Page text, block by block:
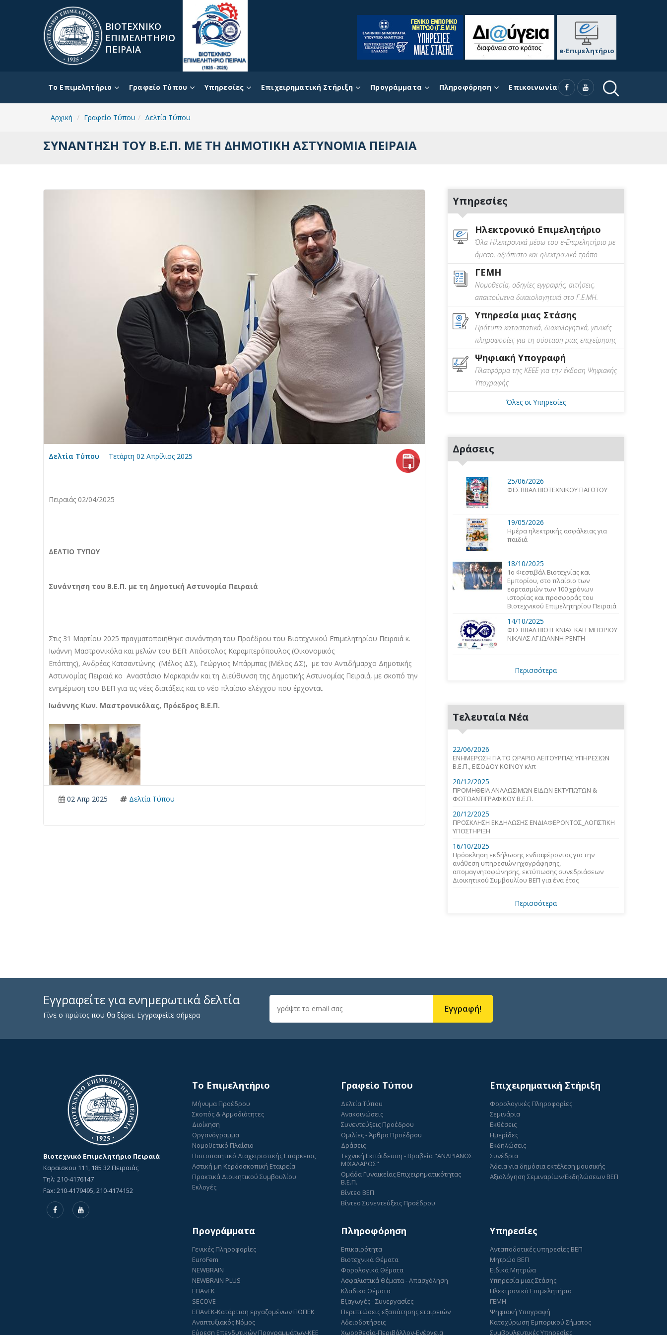
ΒΙΟΤΕΧΝΙΚΟ
ΕΠΙΜΕΛΗΤΗΡΙΟ
ΠΕΙΡΑΙΑ
e-Επιμελητήριο
To Επιμελητήριο Γραφείο Τύπου Υπηρεσίες Επιχειρηματική Στήριξη Προγράμματα Πληροφόρηση Επικοινωνία
Αρχική Γραφείο Τύπου Δελτία Τύπου
ΣΥΝΑΝΤΗΣΗ ΤΟΥ Β.Ε.Π. ΜΕ ΤΗ ΔΗΜΟΤΙΚΗ ΑΣΤΥΝΟΜΙΑ ΠΕΙΡΑΙΑ
Δελτία Τύπου Τετάρτη 02 Απρίλιος 2025
Πειραιάς 02/04/2025
ΔΕΛΤΙΟ ΤΥΠΟΥ
Συνάντηση του Β.Ε.Π. με τη Δημοτική Αστυνομία Πειραιά
Στις 31 Μαρτίου 2025 πραγματοποιήθηκε συνάντηση του Προέδρου του Βιοτεχνικού Επιμελητηρίου Πειραιά κ.
Ιωάννη Μαστρονικόλα και μελών του ΒΕΠ: Απόστολος Καραμπερόπουλος (Οικονομικός
Επόπτης), Ανδρέας Κατσαντώνης (Μέλος ΔΣ), Γεώργιος Μπάρμπας (Μέλος ΔΣ), με τον Αντιδήμαρχο Δημοτικής
Αστυνομίας Πειραιά κο Αναστάσιο Μαρκαριάν και τη Διεύθυνση της Δημοτικής Αστυνομίας Πειραιά, με σκοπό την
ενημέρωση του ΒΕΠ για τις νέες διατάξεις και το νέο πλαίσιο ελέγχου που έρχονται.
Ιωάννης Κων. Μαστρονικόλας, Πρόεδρος Β.Ε.Π.
02 Απρ 2025 Δελτία Τύπου
Υπηρεσίες
Ηλεκτρονικό Επιμελητήριο
Όλα Ηλεκτρονικά μέσω του e-Επιμελητήριο με
άμεσο, αξιόπιστο και ηλεκτρονικό τρόπο
ΓΕΜΗ
Νομοθεσία, οδηγίες εγγραφής, αιτήσεις,
απαιτούμενα δικαιολογητικά στο Γ.Ε.ΜΗ.
Υπηρεσία μιας Στάσης
Πρότυπα καταστατικά, διακολογητικά, γενικές
πληροφορίες για τη σύσταση μιας επιχείρησης
Ψηφιακή Υπογραφή
Πλατφόρμα της ΚΕΕΕ για την έκδοση Ψηφιακής
Υπογραφής
Όλες οι Υπηρεσίες
Δράσεις
25/06/2026
ΦΕΣΤΙΒΑΛ ΒΙΟΤΕΧΝΙΚΟΥ ΠΑΓΩΤΟΥ
19/05/2026
Ημέρα ηλεκτρικής ασφάλειας για
παιδιά
18/10/2025
1o Φεστιβάλ Βιοτεχνίας και
Εμπορίου, στο πλαίσιο των
εορτασμών των 100 χρόνων
ιστορίας και προσφοράς του
Βιοτεχνικού Επιμελητηρίου Πειραιά
14/10/2025
ΦΕΣΤΙΒΑΛ ΒΙΟΤΕΧΝΙΑΣ ΚΑΙ ΕΜΠΟΡΙΟΥ
ΝΙΚΑΙΑΣ ΑΓ.ΙΩΑΝΝΗ ΡΕΝΤΗ
Περισσότερα
Τελευταία Νέα
22/06/2026
ΕΝΗΜΕΡΩΣΗ ΓΙΑ ΤΟ ΩΡΑΡΙΟ ΛΕΙΤΟΥΡΓΙΑΣ ΥΠΗΡΕΣΙΩΝ
Β.Ε.Π., ΕΙΣΟΔΟΥ ΚΟΙΝΟΥ κλπ
20/12/2025
ΠΡΟΜΗΘΕΙΑ ΑΝΑΛΩΣΙΜΩΝ ΕΙΔΩΝ ΕΚΤΥΠΩΤΩΝ &
ΦΩΤΟΑΝΤΙΓΡΑΦΙΚΟΥ Β.Ε.Π.
20/12/2025
ΠΡΟΣΚΛΗΣΗ ΕΚΔΗΛΩΣΗΣ ΕΝΔΙΑΦΕΡΟΝΤΟΣ_ΛΟΓΙΣΤΙΚΗ
ΥΠΟΣΤΗΡΙΞΗ
16/10/2025
Πρόσκληση εκδήλωσης ενδιαφέροντος για την
ανάθεση υπηρεσιών ηχογράφησης,
απομαγνητοφώνησης, εκτύπωσης συνεδριάσεων
Διοικητικού Συμβουλίου ΒΕΠ για ένα έτος
Περισσότερα
Εγγραφείτε για ενημερωτικά δελτία
Γίνε ο πρώτος που θα ξέρει. Εγγραφείτε σήμερα
Εγγραφή!
Βιοτεχνικό Επιμελητήριο Πειραιά
Καραϊσκου 111, 185 32 Πειραιάς
Τηλ: 210-4176147
Fax: 210-4179495, 210-4174152
To Επιμελητήριο
Μήνυμα Προέδρου
Σκοπός & Αρμοδιότητες
Διοίκηση
Οργανόγραμμα
Νομοθετικό Πλαίσιο
Πιστοποιητικό Διαχειριστικής Επάρκειας
Αστική μη Κερδοσκοπική Εταιρεία
Πρακτικά Διοικητικού Συμβουλίου
Εκλογές
Γραφείο Τύπου
Δελτία Τύπου
Ανακοινώσεις
Συνεντεύξεις Προέδρου
Ομιλίες - Άρθρα Προέδρου
Δράσεις
Τεχνική Εκπάιδευση - Βραβεία "ΑΝΔΡΙΑΝΟΣ
ΜΙΧΑΛΑΡΟΣ"
Ομάδα Γυναικείας Επιχειρηματικότητας
Β.Ε.Π.
Βίντεο ΒΕΠ
Βίντεο Συνεντεύξεις Προέδρου
Επιχειρηματική Στήριξη
Φορολογικές Πληροφορίες
Σεμινάρια
Εκθέσεις
Ημερίδες
Εκδηλώσεις
Συνέδρια
Άδεια για δημόσια εκτέλεση μουσικής
Αξιολόγηση Σεμιναρίων/Εκδηλώσεων ΒΕΠ
Προγράμματα
Γενικές Πληροφορίες
EuroFem
NEWBRAIN
NEWBRAIN PLUS
ΕΠΑνΕΚ
SECOVE
ΕΠΑνΕΚ-Κατάρτιση εργαζομένων ΠΟΠΕΚ
Αναπτυξιακός Νόμος
Εύρεση Επενδυτικών Προγραμμάτων-ΚΕΕ
Πληροφόρηση
Επικαιρότητα
Βιοτεχνικά Θέματα
Φορολογικά Θέματα
Ασφαλιστικά Θέματα - Απασχόληση
Κλαδικά Θέματα
Εξαγωγές - Συνεργασίες
Περιπτώσεις εξαπάτησης εταιρειών
Αδειοδοτήσεις
Χωροθεσία-Περιβάλλον-Ενέργεια
Υπηρεσίες
Ανταποδοτικές υπηρεσίες ΒΕΠ
Μητρώο ΒΕΠ
Ειδικά Μητρώα
Υπηρεσία μιας Στάσης
Ηλεκτρονικό Επιμελητήριο
ΓΕΜΗ
Ψηφιακή Υπογραφή
Κατοχύρωση Εμπορικού Σήματος
Συμβουλευτικές Υπηρεσίες